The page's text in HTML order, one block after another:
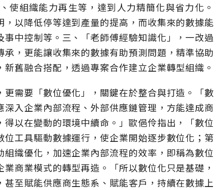
使組織能力再生等，達到人力精簡化與省力化。
以降低停等達到產量的提高，而收集來的數據能
中控制等。三、「老師傅經驗知識化」，一改過
，更能讓收集來的數據有助預測問題，精準協助
舊融合搭配，透過專案合作建立企業轉型組織。
需要「數位優化」，關鍵在於整合與打造。「數
入企業內部流程、外部供應鏈管理，方能達成商
以在變動的環境中續命。」歐俋伶指出，「數位
工具驅動數據運行，使企業開始逐步數位化；第
織優化，加速企業內部流程的效率，即稱為數位
商業模式的轉型再造。「所以數位化只是基礎，
至賦能供應商生態系、賦能客戶，持續在數據上